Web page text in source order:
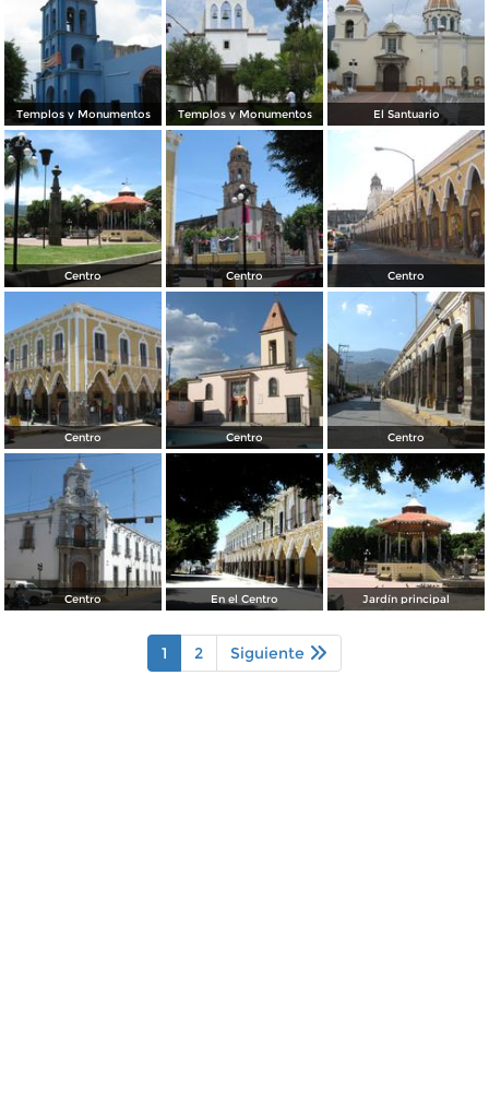
Templos y Monumentos Templos y Monumentos El Santuario
Centro Centro Centro
Centro Centro Centro
Centro En el Centro Jardín principal
1 2 Siguiente